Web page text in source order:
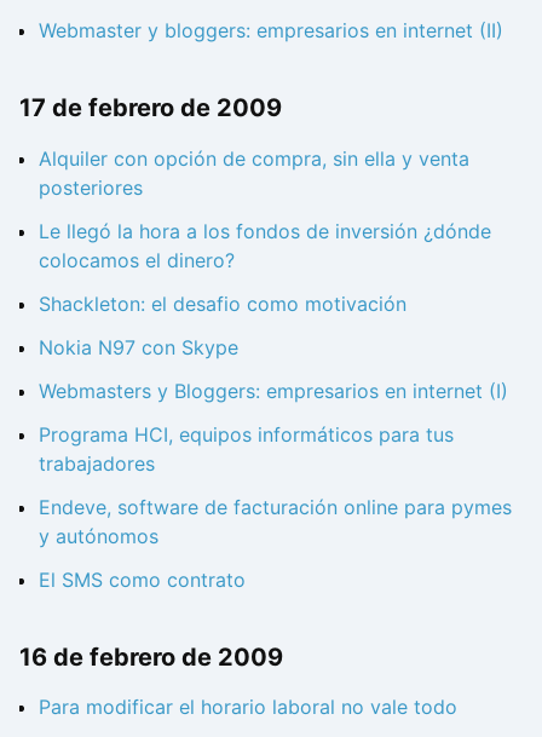
Webmaster y bloggers: empresarios en internet (II)
17 de febrero de 2009
Alquiler con opción de compra, sin ella y venta
posteriores
Le llegó la hora a los fondos de inversión ¿dónde
colocamos el dinero?
Shackleton: el desafio como motivación
Nokia N97 con Skype
Webmasters y Bloggers: empresarios en internet (I)
Programa HCI, equipos informáticos para tus
trabajadores
Endeve, software de facturación online para pymes
y autónomos
El SMS como contrato
16 de febrero de 2009
Para modificar el horario laboral no vale todo